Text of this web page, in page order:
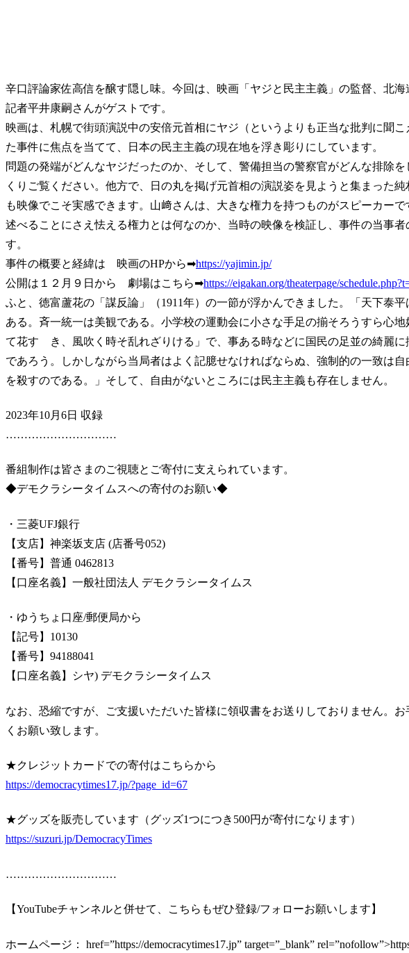
辛口評論家佐高信を醸す隠し味。今回は、映画「ヤジと民主主義」の監督、北
記者平井康嗣さんがゲストです。
映画は、札幌で街頭演説中の安倍元首相にヤジ（というよりも正当な批判に聞
た事件に焦点を当てて、日本の民主主義の現在地を浮き彫りにしています。
問題の発端がどんなヤジだったのか、そして、警備担当の警察官がどんな排除
くりご覧ください。他方で、日の丸を掲げ元首相の演説姿を見ようと集まった
も映像でこそ実感できます。山﨑さんは、大きな権力を持つものがスピーカー
述べることにさえ怯える権力とは何なのか、当時の映像を検証し、事件の当事
す。
事件の概要と経緯は 映画のHPから➡https://yajimin.jp/
公開は１２月９日から 劇場はこちら➡https://eigakan.org/theaterpage/
ふと、徳富蘆花の「謀反論」（1911年）の一節が浮かんできました。「天下泰
ある。斉一統一は美観である。小学校の運動会に小さな手足の揃そろうすら心
て花すゝき、風吹く時そ乱れざりける」で、事ある時などに国民の足並の綺麗
であろう。しかしながら当局者はよく記臆せなければならぬ、強制的の一致は
を殺すのである。」そして、自由がないところには民主主義も存在しません。
2023年10月6日 収録
…………………………
番組制作は皆さまのご視聴とご寄付に支えられています。
◆デモクラシータイムスへの寄付のお願い◆
・三菱UFJ銀行
【支店】神楽坂支店 (店番号052)
【番号】普通 0462813
【口座名義】一般社団法人 デモクラシータイムス
・ゆうちょ口座/郵便局から
【記号】10130
【番号】94188041
【口座名義】シヤ) デモクラシータイムス
なお、恐縮ですが、ご支援いただいた皆様に領収書をお送りしておりません。
くお願い致します。
★クレジットカードでの寄付はこちらから
https://democracytimes17.jp/?page_id=67
★グッズを販売しています（グッズ1つにつき500円が寄付になります）
https://suzuri.jp/DemocracyTimes
…………………………
【YouTubeチャンネルと併せて、こちらもぜひ登録/フォローお願いします】
ホームページ：
href=”https://democracytimes17.jp” target=”_blank”